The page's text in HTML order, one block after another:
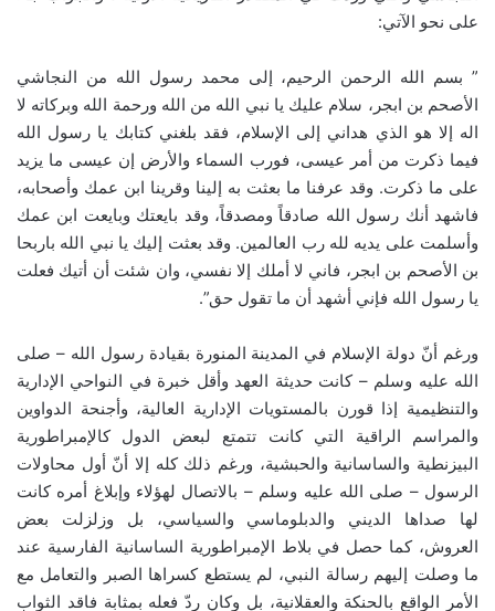
على نحو الآتي:
” بسم الله الرحمن الرحيم، إلى محمد رسول الله من النجاشي
الأصحم بن ابجر، سلام عليك يا نبي الله من الله ورحمة الله وبركاته لا
اله إلا هو الذي هداني إلى الإسلام، فقد بلغني كتابك يا رسول الله
فيما ذكرت من أمر عيسى، فورب السماء والأرض إن عيسى ما يزيد
على ما ذكرت‏.‏ وقد عرفنا ما بعثت به إلينا وقرينا ابن عمك وأصحابه،
فاشهد أنك رسول الله صادقاً ومصدقاً، وقد بايعتك وبايعت ابن عمك
وأسلمت على يديه لله رب العالمين‏.‏ وقد بعثت إليك يا نبي الله باربحا
بن الأصحم بن ابجر، فاني لا أملك إلا نفسي، وان شئت أن أتيك فعلت
يا رسول الله فإني أشهد أن ما تقول حق‏”.‏‏
ورغم أنّ دولة الإسلام في المدينة المنورة بقيادة رسول الله – صلى
الله عليه وسلم – كانت حديثة العهد وأقل خبرة في النواحي الإدارية
والتنظيمية إذا قورن بالمستويات الإدارية العالية، وأجنحة الدواوين
والمراسم الراقية التي كانت تتمتع لبعض الدول كالإمبراطورية
البيزنطية والساسانية والحبشية، ورغم ذلك كله إلا أنّ أول محاولات
الرسول – صلى الله عليه وسلم – بالاتصال لهؤلاء وإبلاغ أمره كانت
لها صداها الديني والدبلوماسي والسياسي، بل وزلزلت بعض
العروش، كما حصل في بلاط الإمبراطورية الساسانية الفارسية عند
ما وصلت إليهم رسالة النبي، لم يستطع كسراها الصبر والتعامل مع
الأمر الواقع بالحنكة والعقلانية، بل وكان ردّ فعله بمثابة فاقد الثواب